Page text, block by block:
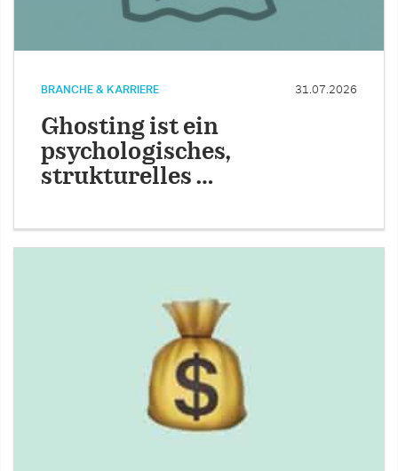
BRANCHE & KARRIERE 31.07.2026
Ghosting ist ein
psychologisches,
strukturelles …